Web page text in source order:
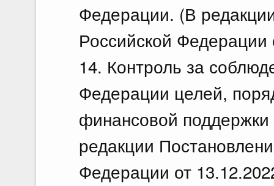
Федерации. (В
Российской
14. Контроль за
Федерации целей,
финансовой
редакции
Федерации от